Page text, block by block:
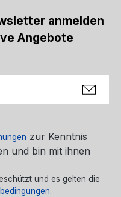
anmelden
Angebote
zur Kenntnis
und bin mit ihnen
und es gelten die
.